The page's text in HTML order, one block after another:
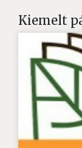
Kiemelt